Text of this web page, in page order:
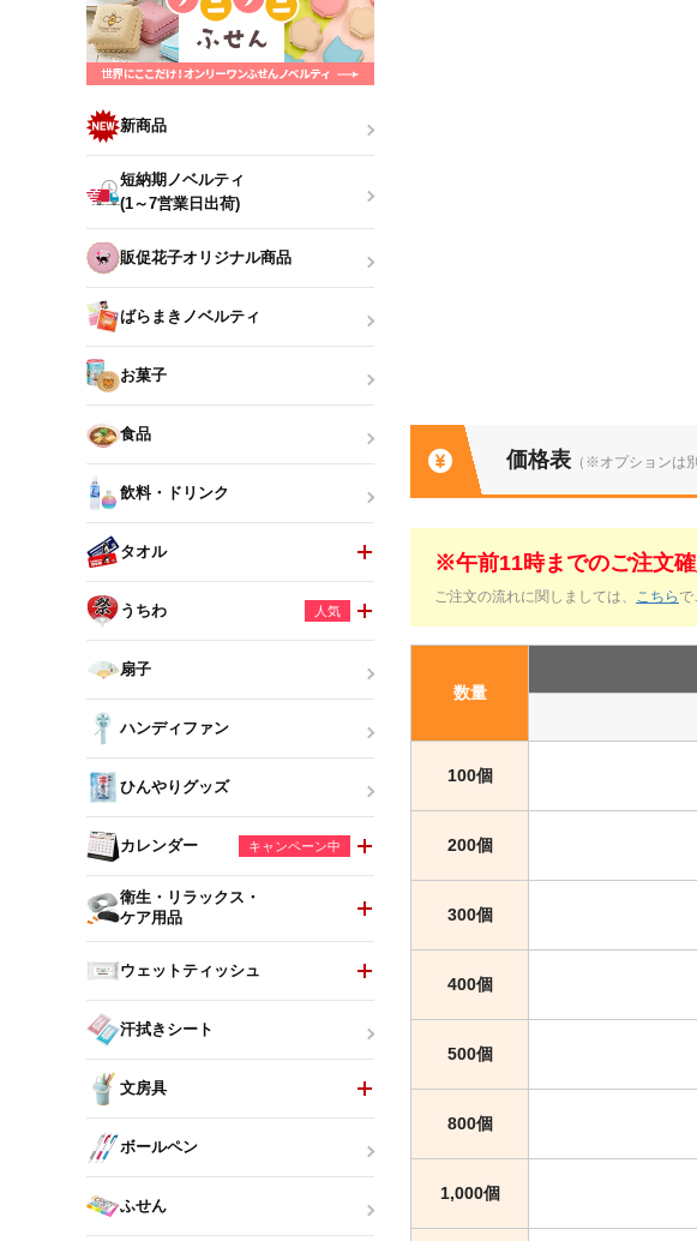
価格表 （※オプションは
※午前11時までのご注文
ご注文の流れに関しましては、 こちら で
数量
100個
200個
300個
400個
500個
800個
1,000個
新商品
短納期ノベルティ
(1～7営業日出荷)
販促花子オリジナル商品
ばらまきノベルティ
お菓子
食品
飲料・ドリンク
タオル
うちわ 人気
扇子
ハンディファン
ひんやりグッズ
カレンダー キャンペーン中
衛生・リラックス・
ケア用品
ウェットティッシュ
汗拭きシート
文房具
ボールペン
ふせん